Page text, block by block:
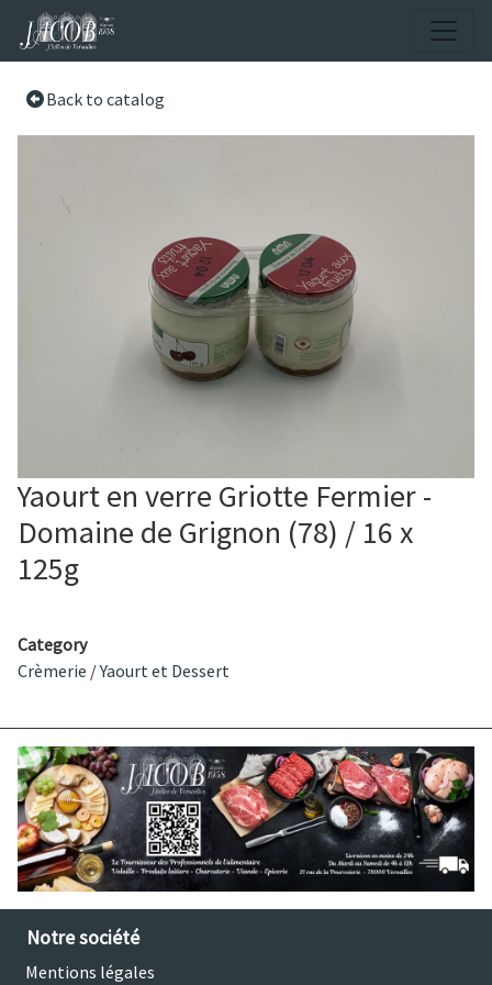
Back to catalog
Yaourt en verre Griotte Fermier -
Domaine de Grignon (78) / 16 x
125g
Category
Crèmerie /Yaourt et Dessert
Notre société
Mentions légales